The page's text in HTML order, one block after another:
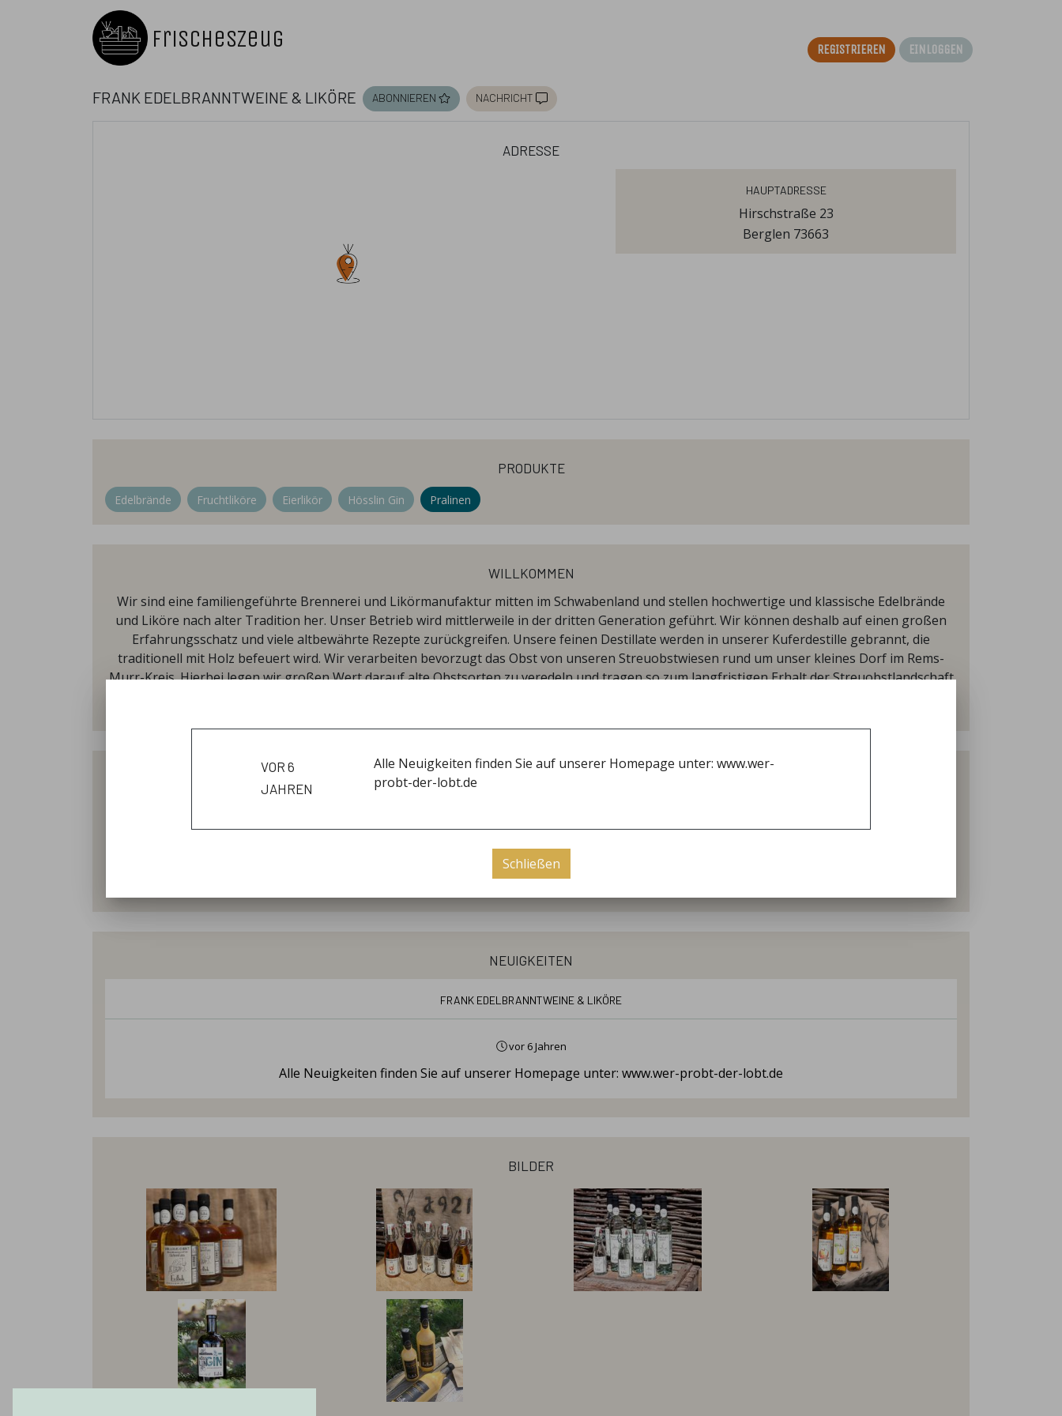
FrischesZeug Registrieren Einloggen
Frank Edelbranntweine & Liköre abonnieren nachricht
adresse
Hauptadresse
Hirschstraße 23
Berglen 73663
produkte
Edelbrände Fruchtliköre Eierlikör Hösslin Gin Pralinen
willkommen
Wir sind eine familiengeführte Brennerei und Likörmanufaktur mitten im Schwabenland und stellen hochwertige und klassische Edelbrände
und Liköre nach alter Tradition her. Unser Betrieb wird mittlerweile in der dritten Generation geführt. Wir können deshalb auf einen großen
Erfahrungsschatz und viele altbewährte Rezepte zurückgreifen. Unsere feinen Destillate werden in unserer Kuferdestille gebrannt, die
traditionell mit Holz befeuert wird. Wir verarbeiten bevorzugt das Obst von unseren Streuobstwiesen rund um unser kleines Dorf im Rems-
Murr-Kreis. Hierbei legen wir großen Wert darauf alte Obstsorten zu veredeln und tragen so zum langfristigen Erhalt der Streuobstlandschaft
öffnungszeiten
15:00 - 18:00
Öffnungszeiten nach Vereinbarung
Jeden Freitag von 15-18 Uhr und nach Vereinbarung öffnen wir unser Schnapslädle
neuigkeiten
Frank Edelbranntweine & Liköre
vor 6 Jahren
Alle Neuigkeiten finden Sie auf unserer Homepage unter: www.wer-probt-der-lobt.de
bilder
vor 6
jahren
Alle Neuigkeiten finden Sie auf unserer Homepage unter: www.wer-
probt-der-lobt.de
Schließen